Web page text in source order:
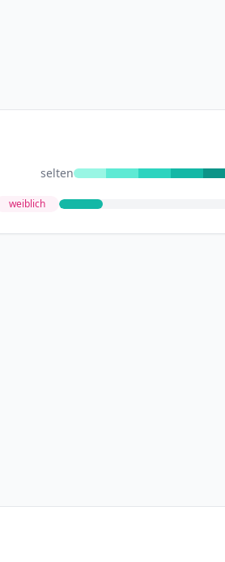
selten
weiblich